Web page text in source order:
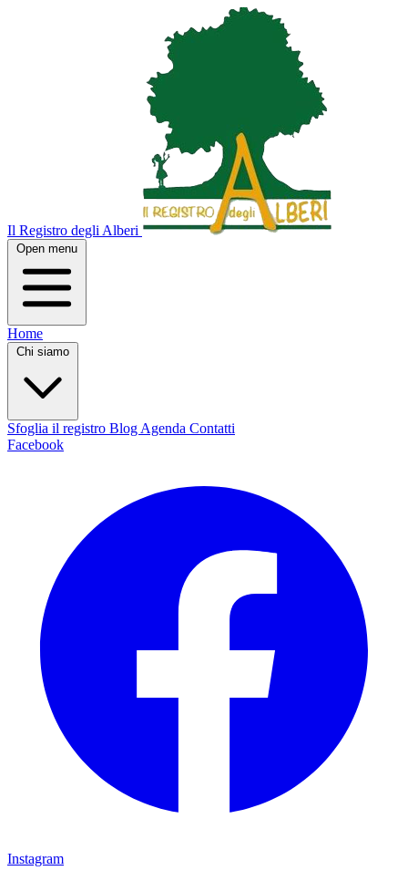
Il Registro degli Alberi
Open menu
Home
Chi siamo
Sfoglia il registro Blog Agenda Contatti
Facebook
Instagram